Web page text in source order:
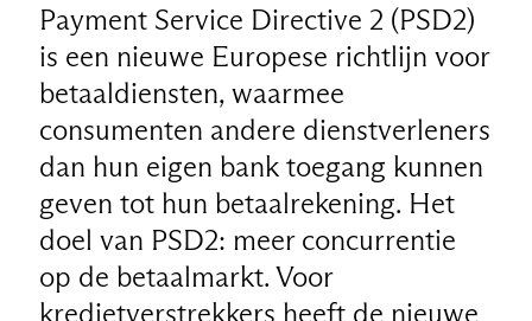
Payment Service Directive 2 (PSD2)
is een nieuwe Europese richtlijn voor
betaaldiensten, waarmee
consumenten andere dienstverleners
dan hun eigen bank toegang kunnen
geven tot hun betaalrekening. Het
doel van PSD2: meer concurrentie
op de betaalmarkt. Voor
kredietverstrekkers heeft de nieuwe